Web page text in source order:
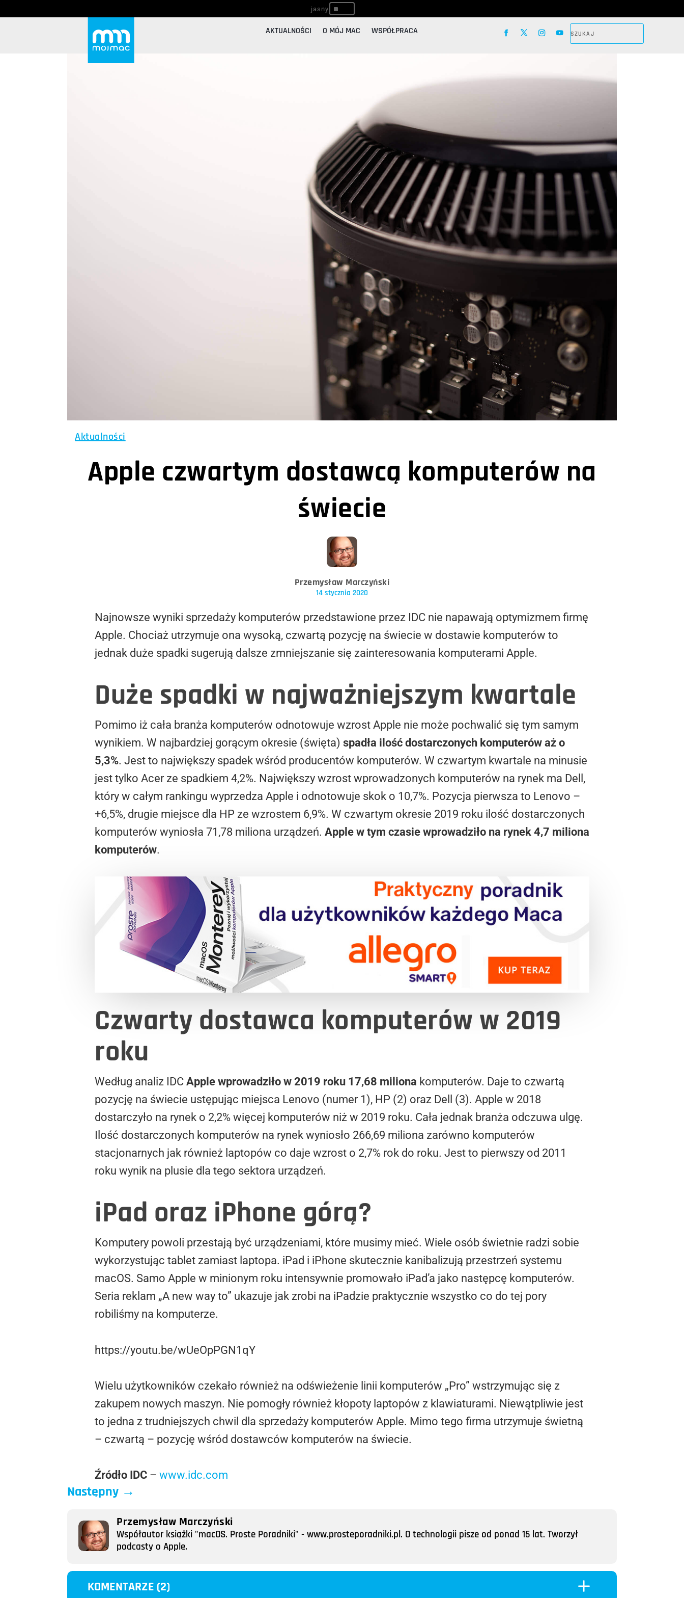
^
AKTUALNOŚCI O MÓJ MAC WSPÓŁPRACA
Aktualności
Apple czwartym dostawcą komputerów na
świecie
Przemysław Marczyński
14 stycznia 2020
Najnowsze wyniki sprzedaży komputerów przedstawione przez IDC nie napawają optymizmem firmę
Apple. Chociaż utrzymuje ona wysoką, czwartą pozycję na świecie w dostawie komputerów to
jednak duże spadki sugerują dalsze zmniejszanie się zainteresowania komputerami Apple.
Duże spadki w najważniejszym kwartale
Pomimo iż cała branża komputerów odnotowuje wzrost Apple nie może pochwalić się tym samym
wynikiem. W najbardziej gorącym okresie (święta) spadła ilość dostarczonych komputerów aż o
5,3%. Jest to największy spadek wśród producentów komputerów. W czwartym kwartale na minusie
jest tylko Acer ze spadkiem 4,2%. Największy wzrost wprowadzonych komputerów na rynek ma Dell,
który w całym rankingu wyprzedza Apple i odnotowuje skok o 10,7%. Pozycja pierwsza to Lenovo –
+6,5%, drugie miejsce dla HP ze wzrostem 6,9%. W czwartym okresie 2019 roku ilość dostarczonych
komputerów wyniosła 71,78 miliona urządzeń. Apple w tym czasie wprowadziło na rynek 4,7 miliona
komputerów.
Czwarty dostawca komputerów w 2019
roku
Według analiz IDC Apple wprowadziło w 2019 roku 17,68 miliona komputerów. Daje to czwartą
pozycję na świecie ustępując miejsca Lenovo (numer 1), HP (2) oraz Dell (3). Apple w 2018
dostarczyło na rynek o 2,2% więcej komputerów niż w 2019 roku. Cała jednak branża odczuwa ulgę.
Ilość dostarczonych komputerów na rynek wyniosło 266,69 miliona zarówno komputerów
stacjonarnych jak również laptopów co daje wzrost o 2,7% rok do roku. Jest to pierwszy od 2011
roku wynik na plusie dla tego sektora urządzeń.
iPad oraz iPhone górą?
Komputery powoli przestają być urządzeniami, które musimy mieć. Wiele osób świetnie radzi sobie
wykorzystując tablet zamiast laptopa. iPad i iPhone skutecznie kanibalizują przestrzeń systemu
macOS. Samo Apple w minionym roku intensywnie promowało iPad’a jako następcę komputerów.
Seria reklam „A new way to” ukazuje jak zrobi na iPadzie praktycznie wszystko co do tej pory
robiliśmy na komputerze.
https://youtu.be/wUeOpPGN1qY
Wielu użytkowników czekało również na odświeżenie linii komputerów „Pro” wstrzymując się z
zakupem nowych maszyn. Nie pomogły również kłopoty laptopów z klawiaturami. Niewątpliwie jest
to jedna z trudniejszych chwil dla sprzedaży komputerów Apple. Mimo tego firma utrzymuje świetną
– czwartą – pozycję wśród dostawców komputerów na świecie.
Źródło IDC – www.idc.com
Następny →
Przemysław Marczyński
Współautor książki "macOS. Proste Poradniki" - www.prosteporadniki.pl. O technologii pisze od ponad 15 lat. Tworzył
podcasty o Apple.
KOMENTARZE (2) L